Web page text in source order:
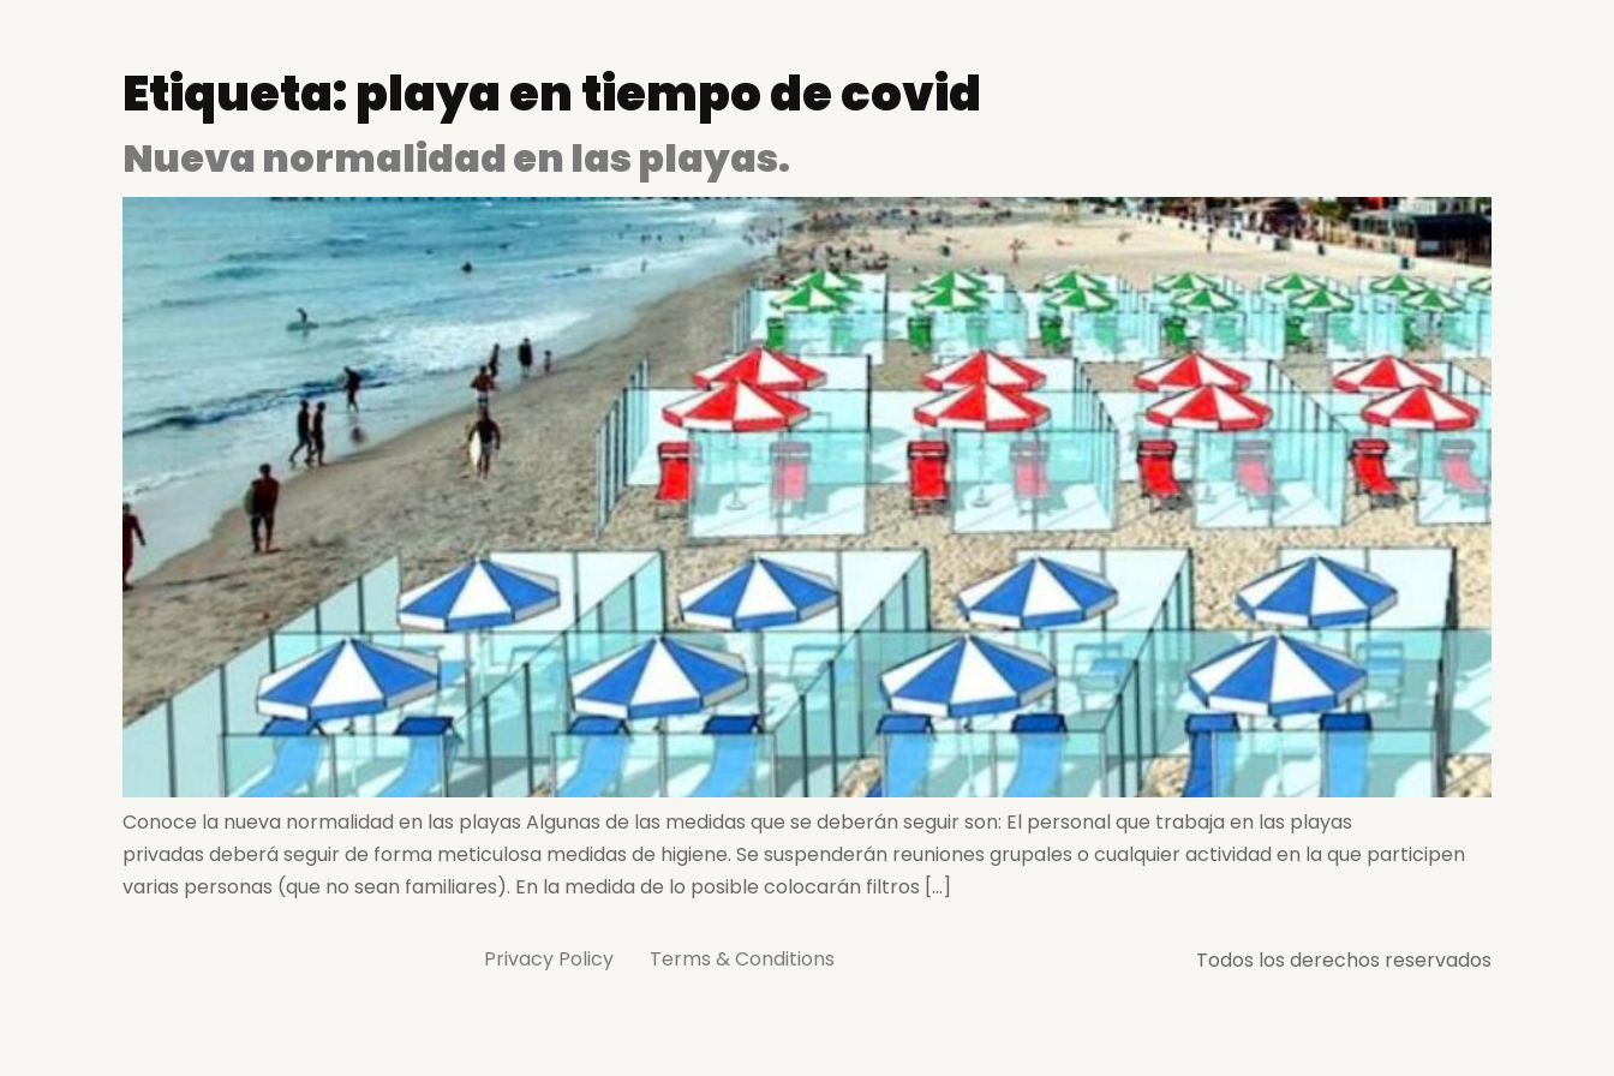
Etiqueta:playa en tiempo de covid
Nueva normalidad en las playas.
Conoce la nueva normalidad en las playas Algunas de las medidas que se deberán seguir son: El personal que trabaja en las playas
privadas deberá seguir de forma meticulosa medidas de higiene. Se suspenderán reuniones grupales o cualquier actividad en la que participen
varias personas (que no sean familiares). En la medida de lo posible colocarán filtros […]
Privacy Policy Terms & Conditions Todos los derechos reservados